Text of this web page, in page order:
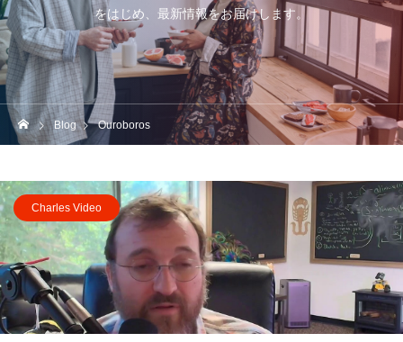
をはじめ、最新情報をお届けします。
Blog Ouroboros
Charles Video